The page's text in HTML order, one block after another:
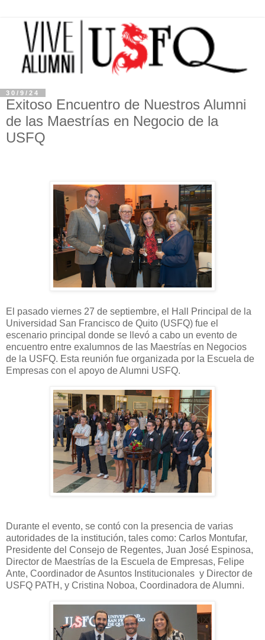
30/9/24
Exitoso Encuentro de Nuestros Alumni
de las Maestrías en Negocio de la
USFQ
El pasado viernes 27 de septiembre, el Hall Principal de la
Universidad San Francisco de Quito (USFQ) fue el
escenario principal donde se llevó a cabo un evento de
encuentro entre exalumnos de las Maestrías en Negocios
de la USFQ. Esta reunión fue organizada por la Escuela de
Empresas con el apoyo de Alumni USFQ.
Durante el evento, se contó con la presencia de varias
autoridades de la institución, tales como: Carlos Montufar,
Presidente del Consejo de Regentes, Juan José Espinosa,
Director de Maestrías de la Escuela de Empresas, Felipe
Ante, Coordinador de Asuntos Institucionales y Director de
USFQ PATH, y Cristina Noboa, Coordinadora de Alumni.